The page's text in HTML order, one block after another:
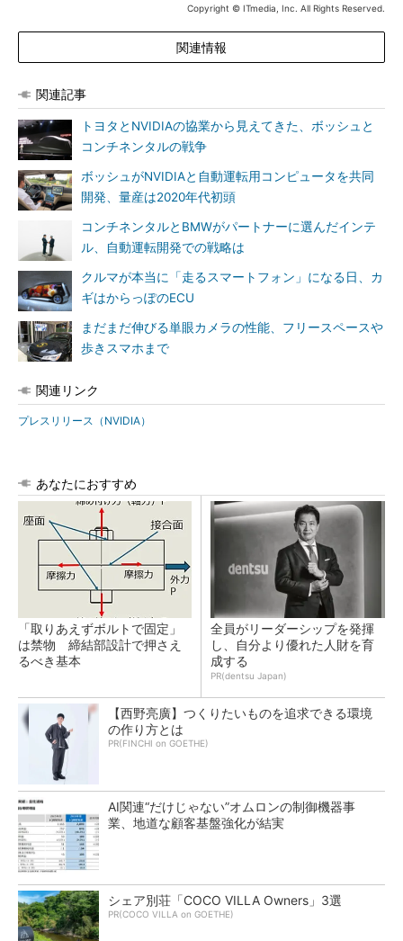
Copyright © ITmedia, Inc. All Rights Reserved.
関連情報
関連記事
トヨタとNVIDIAの協業から見えてきた、ボッシュと
コンチネンタルの戦争
ボッシュがNVIDIAと自動運転用コンピュータを共同
開発、量産は2020年代初頭
コンチネンタルとBMWがパートナーに選んだインテ
ル、自動運転開発での戦略は
クルマが本当に「走るスマートフォン」になる日、カ
ギはからっぽのECU
まだまだ伸びる単眼カメラの性能、フリースペースや
歩きスマホまで
関連リンク
プレスリリース（NVIDIA）
あなたにおすすめ
「取りあえずボルトで固定」
は禁物 締結部設計で押さえ
るべき基本
全員がリーダーシップを発揮
し、自分より優れた人財を育
成する
PR(dentsu Japan)
【西野亮廣】つくりたいものを追求できる環境
の作り方とは
PR(FINCHI on GOETHE)
AI関連“だけじゃない”オムロンの制御機器事
業、地道な顧客基盤強化が結実
シェア別荘「COCO VILLA Owners」3選
PR(COCO VILLA on GOETHE)